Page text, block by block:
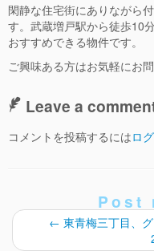
閑静な住宅街にありながら
す。武蔵増戸駅から徒歩10
おすすめできる物件です。
ご興味ある方はお気軽にお
Leave a
コメントを投稿するにはロ
Post
← 東青梅三丁目、